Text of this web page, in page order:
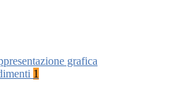
grafica
1